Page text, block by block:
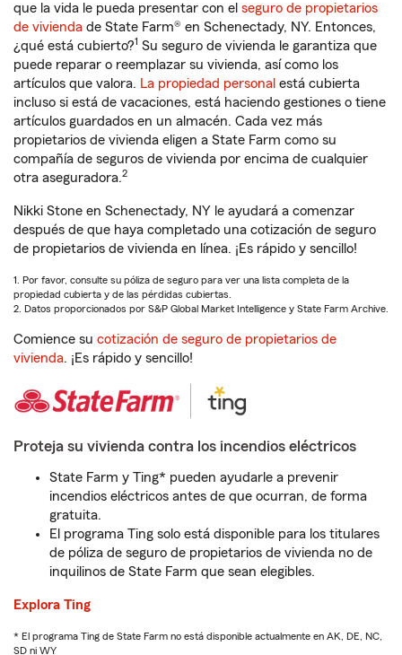
que la vida le pueda presentar con el seguro de propietarios
de vivienda de State Farm® en Schenectady, NY. Entonces,
¿qué está cubierto?1 Su seguro de vivienda le garantiza que
puede reparar o reemplazar su vivienda, así como los
artículos que valora. La propiedad personal está cubierta
incluso si está de vacaciones, está haciendo gestiones o tiene
artículos guardados en un almacén. Cada vez más
propietarios de vivienda eligen a State Farm como su
compañía de seguros de vivienda por encima de cualquier
otra aseguradora.2
Nikki Stone en Schenectady, NY le ayudará a comenzar
después de que haya completado una cotización de seguro
de propietarios de vivienda en línea. ¡Es rápido y sencillo!
1. Por favor, consulte su póliza de seguro para ver una lista completa de la
propiedad cubierta y de las pérdidas cubiertas.
2. Datos proporcionados por S&P Global Market Intelligence y State Farm Archive.
Comience su cotización de seguro de propietarios de
vivienda. ¡Es rápido y sencillo!
Proteja su vivienda contra los incendios eléctricos
State Farm y Ting* pueden ayudarle a prevenir
incendios eléctricos antes de que ocurran, de forma
gratuita.
El programa Ting solo está disponible para los titulares
de póliza de seguro de propietarios de vivienda no de
inquilinos de State Farm que sean elegibles.
Explora Ting
* El programa Ting de State Farm no está disponible actualmente en AK, DE, NC,
SD ni WY